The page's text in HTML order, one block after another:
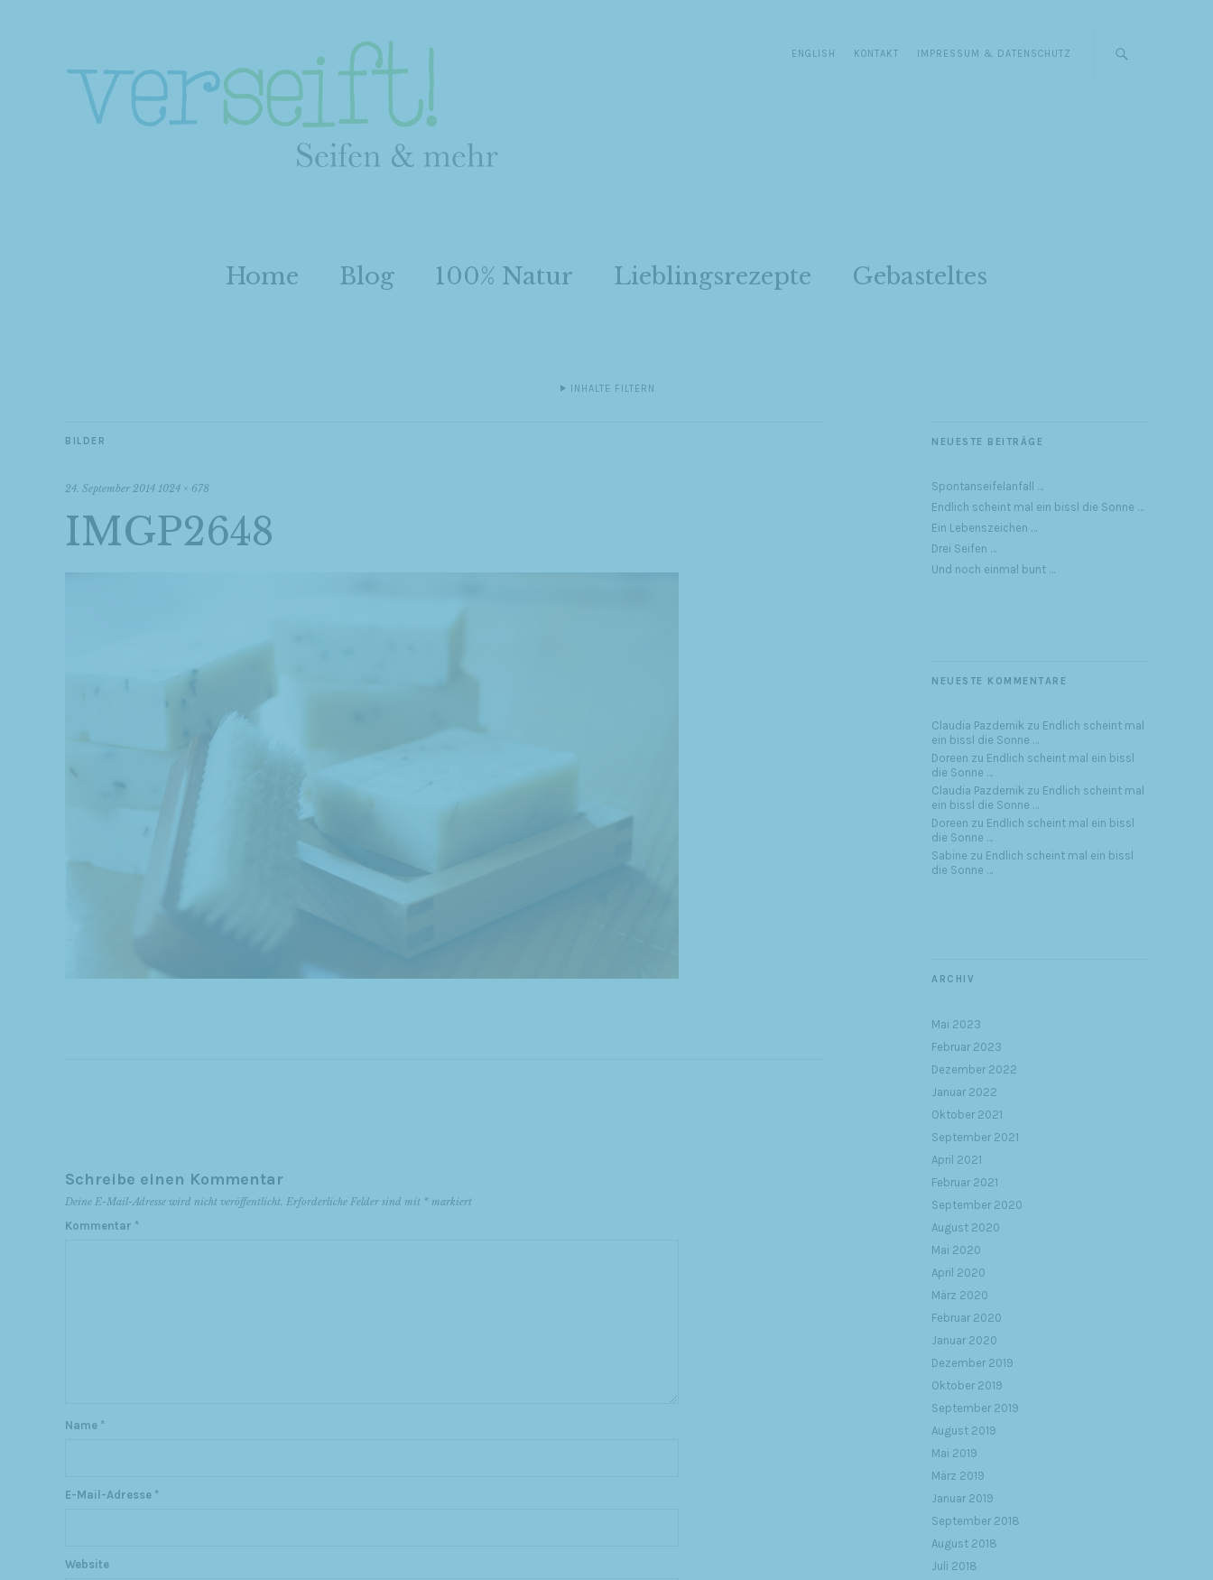
ENGLISH KONTAKT IMPRESSUM & DATENSCHUTZ
Home Blog 100% Natur Lieblingsrezepte Gebasteltes
INHALTE FILTERN
BILDER
24. September 2014 1024 × 678
IMGP2648
Schreibe einen Kommentar
Deine E-Mail-Adresse wird nicht veröffentlicht. Erforderliche Felder sind mit * markiert
Kommentar *
Name *
E-Mail-Adresse *
Website
NEUESTE BEITRÄGE
Spontanseifelanfall …
Endlich scheint mal ein bissl die Sonne …
Ein Lebenszeichen …
Drei Seifen …
Und noch einmal bunt …
NEUESTE KOMMENTARE
Claudia Pazdernik zu Endlich scheint mal
ein bissl die Sonne …
Doreen zu Endlich scheint mal ein bissl
die Sonne …
Claudia Pazdernik zu Endlich scheint mal
ein bissl die Sonne …
Doreen zu Endlich scheint mal ein bissl
die Sonne …
Sabine zu Endlich scheint mal ein bissl
die Sonne …
ARCHIV
Mai 2023
Februar 2023
Dezember 2022
Januar 2022
Oktober 2021
September 2021
April 2021
Februar 2021
September 2020
August 2020
Mai 2020
April 2020
März 2020
Februar 2020
Januar 2020
Dezember 2019
Oktober 2019
September 2019
August 2019
Mai 2019
März 2019
Januar 2019
September 2018
August 2018
Juli 2018